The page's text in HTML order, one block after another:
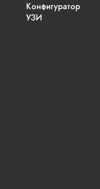
Конфигуратор
УЗИ